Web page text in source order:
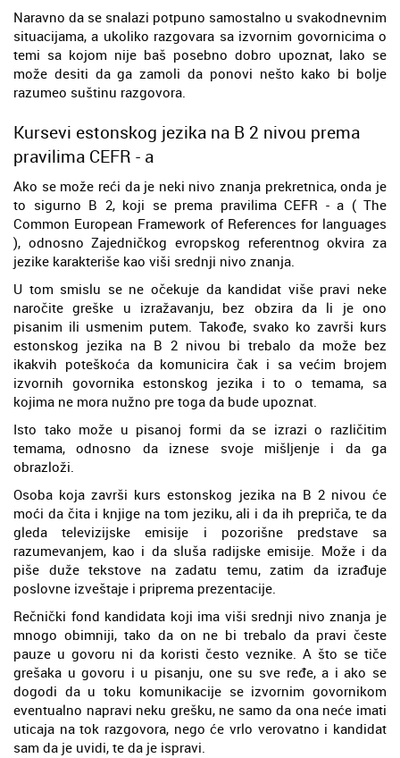
Naravno da se snalazi potpuno samostalno u svakodnevnim
situacijama, a ukoliko razgovara sa izvornim govornicima o
temi sa kojom nije baš posebno dobro upoznat, lako se
može desiti da ga zamoli da ponovi nešto kako bi bolje
razumeo suštinu razgovora.
Kursevi estonskog jezika na B 2 nivou prema
pravilima CEFR - a
Ako se može reći da je neki nivo znanja prekretnica, onda je
to sigurno B 2, koji se prema pravilima CEFR - a ( The
Common European Framework of References for languages
), odnosno Zajedničkog evropskog referentnog okvira za
jezike karakteriše kao viši srednji nivo znanja.
U tom smislu se ne očekuje da kandidat više pravi neke
naročite greške u izražavanju, bez obzira da li je ono
pisanim ili usmenim putem. Takođe, svako ko završi kurs
estonskog jezika na B 2 nivou bi trebalo da može bez
ikakvih poteškoća da komunicira čak i sa većim brojem
izvornih govornika estonskog jezika i to o temama, sa
kojima ne mora nužno pre toga da bude upoznat.
Isto tako može u pisanoj formi da se izrazi o različitim
temama, odnosno da iznese svoje mišljenje i da ga
obrazloži.
Osoba koja završi kurs estonskog jezika na B 2 nivou će
moći da čita i knjige na tom jeziku, ali i da ih prepriča, te da
gleda televizijske emisije i pozorišne predstave sa
razumevanjem, kao i da sluša radijske emisije. Može i da
piše duže tekstove na zadatu temu, zatim da izrađuje
poslovne izveštaje i priprema prezentacije.
Rečnički fond kandidata koji ima viši srednji nivo znanja je
mnogo obimniji, tako da on ne bi trebalo da pravi česte
pauze u govoru ni da koristi često veznike. A što se tiče
grešaka u govoru i u pisanju, one su sve ređe, a i ako se
dogodi da u toku komunikacije se izvornim govornikom
eventualno napravi neku grešku, ne samo da ona neće imati
uticaja na tok razgovora, nego će vrlo verovatno i kandidat
sam da je uvidi, te da je ispravi.